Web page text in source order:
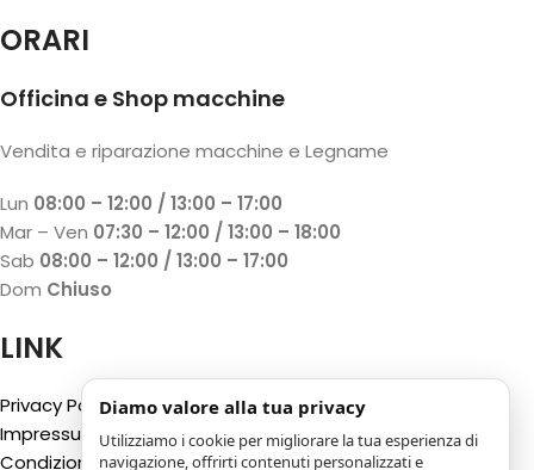
ORARI
Officina e Shop macchine
Vendita e riparazione macchine e Legname
Lun 08:00 – 12:00 / 13:00 – 17:00
Mar – Ven 07:30 – 12:00 / 13:00 – 18:00
Sab 08:00 – 12:00 / 13:00 – 17:00
Dom Chiuso
LINK
Privacy Policy
Impressum
Condizioni generali
Diamo valore alla tua privacy
Utilizziamo i cookie per migliorare la tua esperienza di
navigazione, offrirti contenuti personalizzati e